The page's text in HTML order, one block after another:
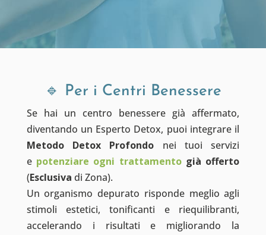
🔹 Per i Centri Benessere
Se hai un centro benessere già affermato,
diventando un Esperto Detox, puoi integrare il
Metodo Detox Profondo nei tuoi servizi
e potenziare ogni trattamentogià offerto
(Esclusiva di Zona).
Un organismo depurato risponde meglio agli
stimoli estetici, tonificanti e riequilibranti,
accelerando i risultati e migliorando la